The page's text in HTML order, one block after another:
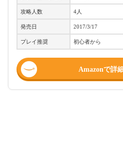
攻略人数 4人
発売日 2017/3/17
プレイ推奨 初心者から
Amazonで詳